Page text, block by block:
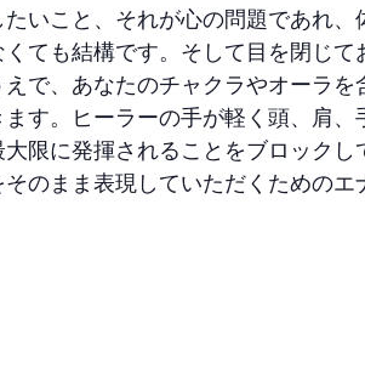
いこと、それが心の問題であれ、
ても結構です。そして目を閉じて
で、あなたのチャクラやオーラを
す。ヒーラーの手が軽く頭、肩、
限に発揮されることをブロックし
のまま表現していただくためのエ